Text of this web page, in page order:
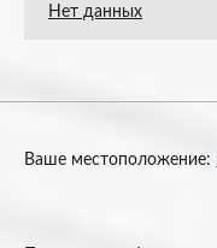
Нет данных
Ваше местоположение: